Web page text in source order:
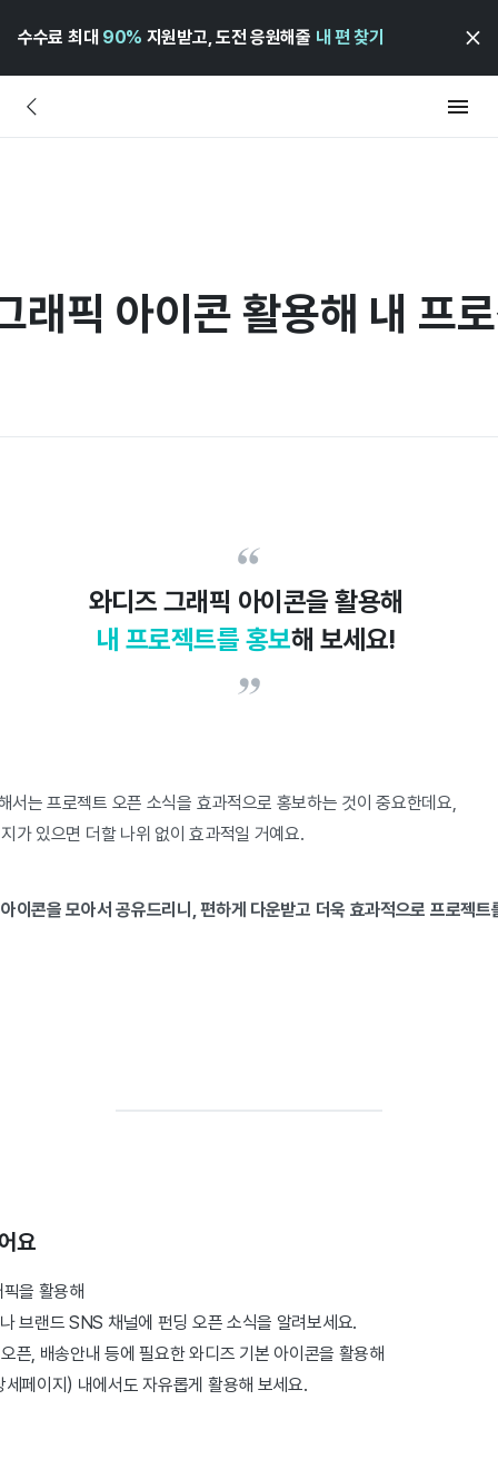
수수료 최대 90% 지원받고, 도전 응원해줄 내 편 찾기
픽 아이콘 활용해 내 프
와디즈 그래픽 아이콘을 활용해
내 프로젝트를 홍보해 보세요!
서는 프로젝트 오픈 소식을 효과적으로 홍보하는 것이 중요한데요,
가 있으면 더할 나위 없이 효과적일 거예요.
이콘을 모아서 공유드리니, 편하게 다운받고 더욱 효과적으로 프로젝트
요
을 활용해
브랜드 SNS 채널에 펀딩 오픈 소식을 알려보세요.
픈, 배송안내 등에 필요한 와디즈 기본 아이콘을 활용해
페이지) 내에서도 자유롭게 활용해 보세요.